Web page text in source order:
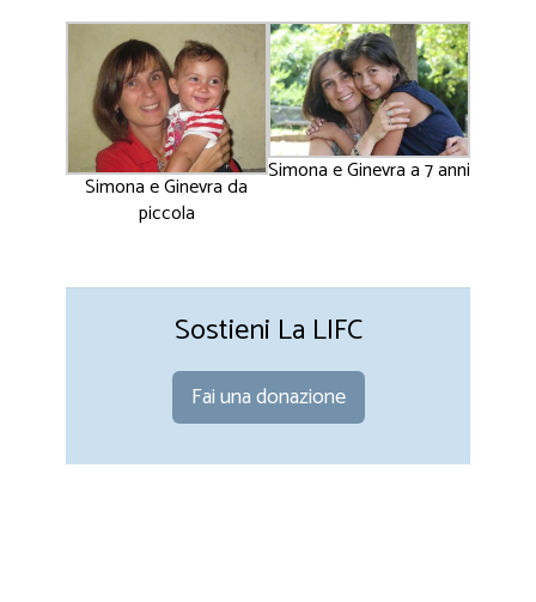
Simona e Ginevra da
piccola
Simona e Ginevra a 7 anni
Sostieni La LIFC
Fai una donazione